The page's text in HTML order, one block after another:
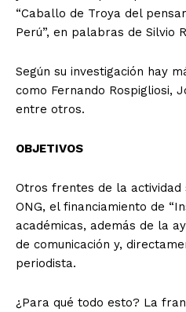
“Caballo de Troya del
Perú”, en palabras de Silvio
Según su investigación hay
como Fernando Rospigliosi,
entre otros.
OBJETIVOS
Otros frentes de la actividad
ONG, el financiamiento de
académicas, además de la
de comunicación y,
periodista.
¿Para qué todo esto? La